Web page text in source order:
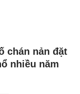
chán nản đặt
nhiều năm